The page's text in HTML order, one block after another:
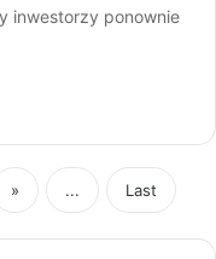
inwestorzy ponownie
» ... Last